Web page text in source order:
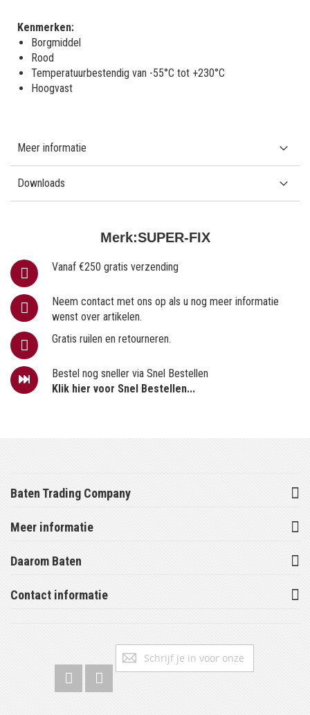
Merk:SUPER-FIX
Vanaf €250 gratis verzending
Neem contact met ons op als u nog meer informatie
wenst over artikelen.
Gratis ruilen en retourneren.
Bestel nog sneller via Snel Bestellen
Klik hier voor Snel Bestellen...
Kenmerken:
Borgmiddel
Rood
Temperatuurbestendig van -55°C tot +230°C
Hoogvast
Meer informatie
Downloads
Baten Trading Company
Meer informatie
Daarom Baten
Contact informatie
Abonneer